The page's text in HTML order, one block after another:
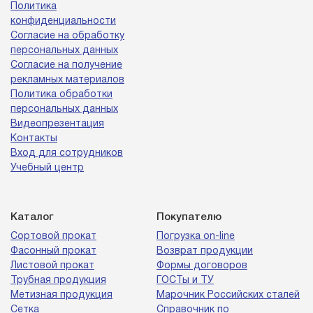
Политика
конфиденциальности
Согласие на обработку
персональных данных
Согласие на получение
рекламных материалов
Политика обработки
персональных данных
Видеопрезентация
Контакты
Вход для сотрудников
Учебный центр
Каталог
Сортовой прокат
Фасонный прокат
Листовой прокат
Трубная продукция
Метизная продукция
Сетка
Покупателю
Погрузка on-line
Возврат продукции
Формы договоров
ГОСТы и ТУ
Марочник Российских сталей
Справочник по